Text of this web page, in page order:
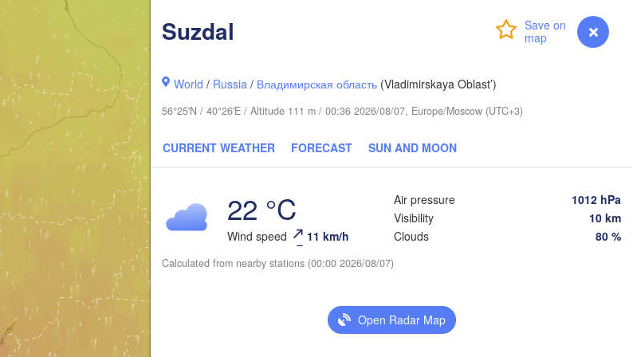
myVentusky Forecast
Suzdal
World / Russia / Владимирская область (Vladimirskaya Oblast’)
56°25'N / 40°26'E / Altitude 111 m / 00:36 2026/08/07, Europe/Moscow (UTC+3)
CURRENT WEATHER FORECAST SUN AND MOON
22 °C
Wind speed 11 km/h
Air pressure
1012 hPa
Visibility
10 km
Clouds
80 %
Calculated from nearby stations (00:00 2026/08/07)
Open Radar Map
Киров